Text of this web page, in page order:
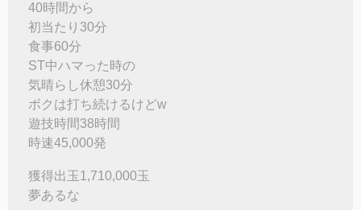
40時間から
初当たり30分
食事60分
ST中ハマった時の
気晴らし休憩30分
ボクは打ち続けるけどw
遊技時間38時間
時速45,000発
獲得出玉1,710,000玉
夢あるな